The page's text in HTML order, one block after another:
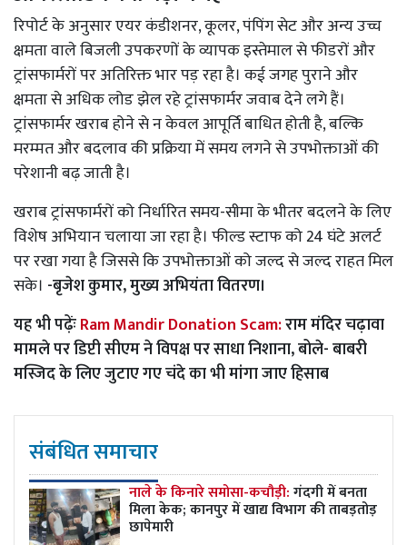
रिपोर्ट के अनुसार एयर कंडीशनर, कूलर, पंपिंग सेट और अन्य उच्च
क्षमता वाले बिजली उपकरणों के व्यापक इस्तेमाल से फीडरों और
ट्रांसफार्मरों पर अतिरिक्त भार पड़ रहा है। कई जगह पुराने और
क्षमता से अधिक लोड झेल रहे ट्रांसफार्मर जवाब देने लगे हैं।
ट्रांसफार्मर खराब होने से न केवल आपूर्ति बाधित होती है, बल्कि
मरम्मत और बदलाव की प्रक्रिया में समय लगने से उपभोक्ताओं की
परेशानी बढ़ जाती है।
खराब ट्रांसफार्मरों को निर्धारित समय-सीमा के भीतर बदलने के लिए
विशेष अभियान चलाया जा रहा है। फील्ड स्टाफ को 24 घंटे अलर्ट
पर रखा गया है जिससे कि उपभोक्ताओं को जल्द से जल्द राहत मिल
सके। -बृजेश कुमार, मुख्य अभियंता वितरण।
यह भी पढ़ेंःRam Mandir Donation Scam:राम मंदिर चढ़ावा
मामले पर डिप्टी सीएम ने विपक्ष पर साधा निशाना, बोले- बाबरी
मस्जिद के लिए जुटाए गए चंदे का भी मांगा जाए हिसाब
संबंधित समाचार
नाले के किनारे समोसा-कचौड़ी:गंदगी में बनता
मिला केक; कानपुर में खाद्य विभाग की ताबड़तोड़
छापेमारी